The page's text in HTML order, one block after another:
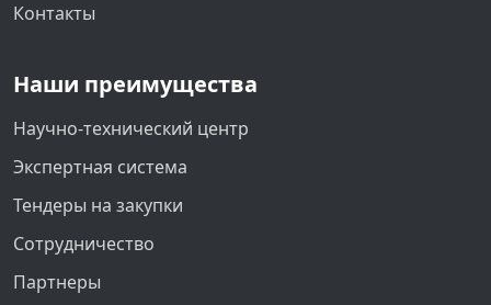
Контакты
Наши преимущества
Научно-технический центр
Экспертная система
Тендеры на закупки
Сотрудничество
Партнеры